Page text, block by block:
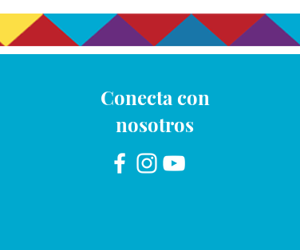
Conecta con
nosotros